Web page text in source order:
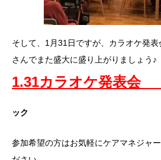
そして、1月31日ですが、カラオケ発
さんでまた盛大に盛り上がりましょう♪
1.31カラオケ発表会
ック
参加希望の方はお気軽にケアマネジャ